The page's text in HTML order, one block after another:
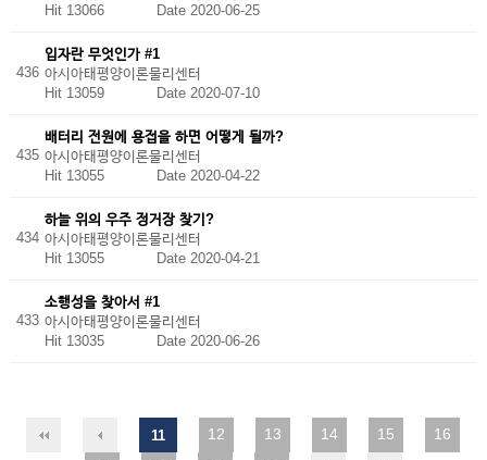
Hit 13066 Date 2020-06-25
436
입자란 무엇인가 #1
아시아태평양이론물리센터
Hit 13059 Date 2020-07-10
435
배터리 전원에 용접을 하면 어떻게 될까?
아시아태평양이론물리센터
Hit 13055 Date 2020-04-22
434
하늘 위의 우주 정거장 찾기?
아시아태평양이론물리센터
Hit 13055 Date 2020-04-21
433
소행성을 찾아서 #1
아시아태평양이론물리센터
Hit 13035 Date 2020-06-26
11 12 13 14 15
16